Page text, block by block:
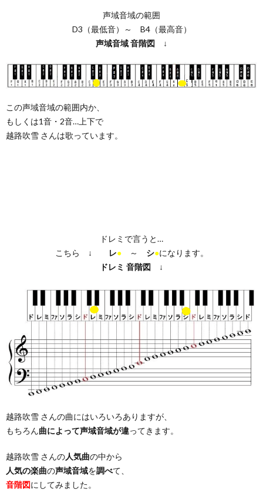
声域音域の範囲
D3（最低音）～ B4（最高音）
声域音域音階図 ↓
この声域音域の範囲内か、
もしくは1音・2音…上下で
越路吹雪 さんは歌っています。
ドレミで言うと…
こちら ↓
レ●～ シ●になります。
ドレミ 音階図 ↓
越路吹雪 さんの曲にはいろいろありますが、
もちろん曲によって声域音域が違ってきます。
越路吹雪 さんの人気曲の中から
人気の楽曲の声域音域を調べて、
音階図にしてみました。